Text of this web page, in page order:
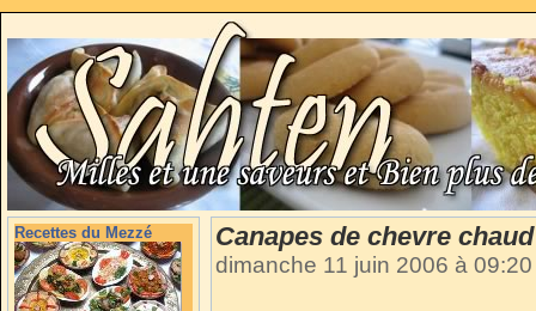
Recettes du Mezzé Canapes de chevre
dimanche 11 juin 2006 à